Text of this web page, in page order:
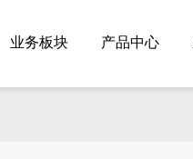
业务板块 产品中心